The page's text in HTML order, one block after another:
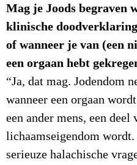
Mag je Joods begraven
klinische
of wanneer je van (een
een orgaan hebt
“Ja, dat mag. Jodendom
wanneer een orgaan
een ander mens, een
lichaamseigendom
serieuze halachische